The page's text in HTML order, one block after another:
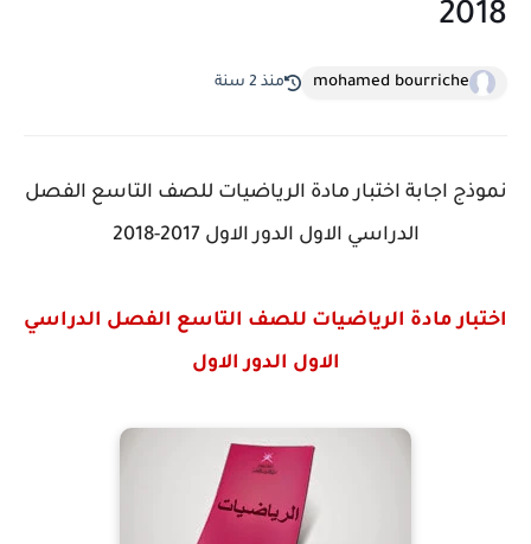
2018
mohamed bourriche منذ 2 سنة
نموذج اجابة اختبار مادة الرياضيات للصف التاسع الفصل
الدراسي الاول الدور الاول 2017-2018
اختبار مادة الرياضيات للصف التاسع الفصل الدراسي
الاول الدور الاول